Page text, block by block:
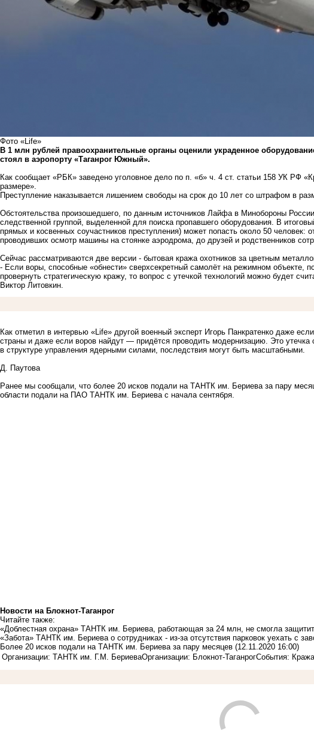
Фото «Life»
В 1 млн рублей правоохранительные органы оценили украденное
стоял в аэропорту «Таганрог Южный».
Как сообщает «РБК» заведено уголовное дело по п. «б» ч. 4 ст. статьи 158 УК РФ
размере».
Преступление наказывается лишением свободы на срок до 10 лет со штрафом в
Обстоятельства произошедшего, по данным источников Лайфа в Минобороны
следственной группой, выделенной для поиска пропавшего оборудования. В
прямых и косвенных соучастников преступления) может попасть около 50 человек:
проводивших осмотр машины на стоянке аэродрома, до друзей и родственников
Сейчас рассматриваются две версии - бытовая кража охотников за цветным
- Если воры, способные «обнести» сверхсекретный самолёт на режимном объекте,
провернуть стратегическую кражу, то вопрос с утечкой технологий можно будет
Виктор Литовкин.
Как отметил в интервью «Life» другой военный эксперт Игорь Панкратенко даже
страны и даже если воров найдут — придётся проводить модернизацию. Это
в структуре управления ядерными силами, последствия могут быть масштабными.
Д. Паутова
Ранее мы сообщали, что более 20 исков подали на ТАНТК им. Бериева за пару
области подали на ПАО ТАНТК им. Бериева с начала сентября.
Новости на Блoкнoт-Таганрог
Читайте также:
«Доблестная охрана» ТАНТК им. Бериева, работающая за 24 млн, не смогла
«Забота» ТАНТК им. Бериева о сотрудниках - из-за отсутствия парковок уехать с
Более 20 исков подали на ТАНТК им. Бериева за пару месяцев (12.11.2020 16:00)
Организации: ТАНТК им. Г.М. БериеваОрганизации: Блокнот-ТаганрогСобытия: Кража